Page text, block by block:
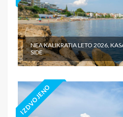
NEA KALIKRATIA LETO 2026,
SIDE
IZDVOJENO